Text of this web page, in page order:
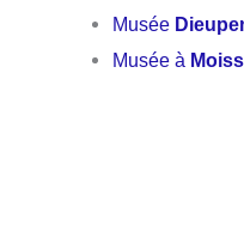
Musée
Musée à